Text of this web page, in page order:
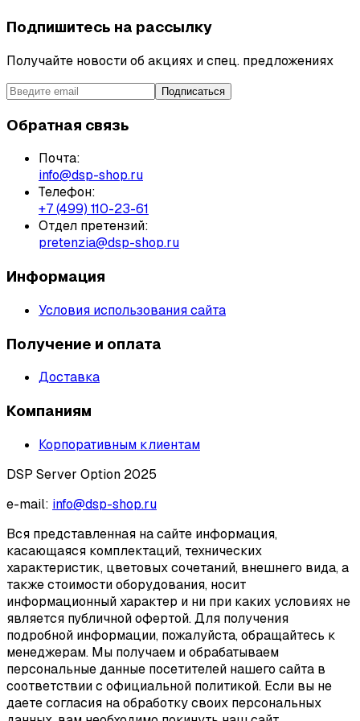
Подпишитесь на рассылку
Получайте новости об акциях и спец. предложениях
Подписаться
Обратная связь
Почта:
info@dsp-shop.ru
Телефон:
+7 (499) 110-23-61
Отдел претензий:
pretenzia@dsp-shop.ru
Информация
Условия использования сайта
Получение и оплата
Доставка
Компаниям
Корпоративным клиентам
DSP Server Option 2025
e-mail: info@dsp-shop.ru
Вся представленная на сайте информация,
касающаяся комплектаций, технических
характеристик, цветовых сочетаний, внешнего вида, а
также стоимости оборудования, носит
информационный характер и ни при каких условиях не
является публичной офертой. Для получения
подробной информации, пожалуйста, обращайтесь к
менеджерам. Мы получаем и обрабатываем
персональные данные посетителей нашего сайта в
соответствии с официальной политикой. Если вы не
даете согласия на обработку своих персональных